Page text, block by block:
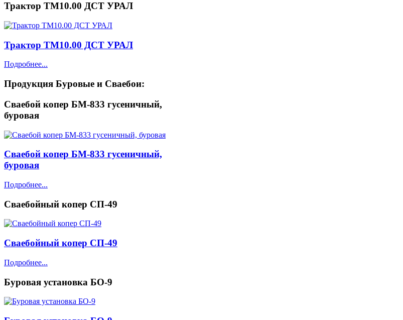
Трактор ТМ10.00 ДСТ УРАЛ
Трактор ТМ10.00 ДСТ УРАЛ
Подробнее...
Продукция Буровые и Сваебои:
Сваебой копер БМ-833 гусеничный,
буровая
Сваебой копер БМ-833 гусеничный,
буровая
Подробнее...
Сваебойный копер СП-49
Сваебойный копер СП-49
Подробнее...
Буровая установка БО-9